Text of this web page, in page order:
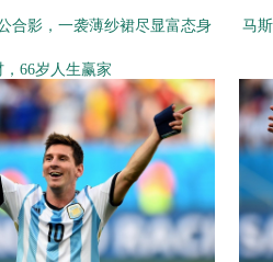
合影，一袭薄纱裙尽显富态身
，66岁人生赢家
马